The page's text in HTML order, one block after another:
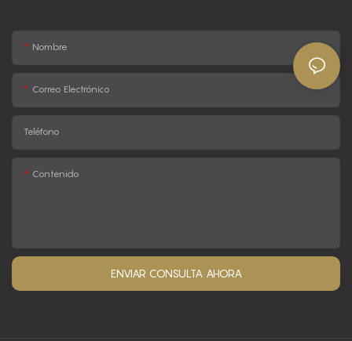
Nombre
Correo Electrónico
Teléfono
Contenido
ENVIAR CONSULTA AHORA